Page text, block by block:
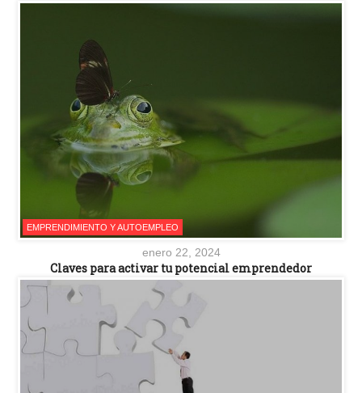
EMPRENDIMIENTO Y AUTOEMPLEO
enero 22, 2024
Claves para activar tu potencial emprendedor